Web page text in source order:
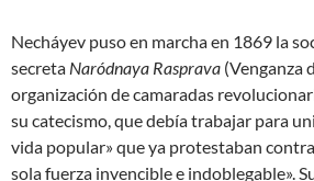
Necháyev puso en marcha en 1869 la
secreta Naródnaya Rasprava (Venganza
organización de camaradas
su catecismo, que debía trabajar para
vida popular» que ya protestaban
sola fuerza invencible e indoblegable».